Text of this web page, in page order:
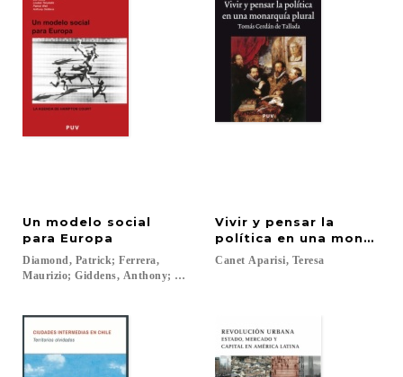
Un modelo social
para Europa
Diamond, Patrick; Ferrera,
Maurizio; Giddens, Anthony; Liddle, Roger; Palme, Joakim; Rodrigues,
Vivir y pensar la
política en una
Canet Aparisi, Teresa